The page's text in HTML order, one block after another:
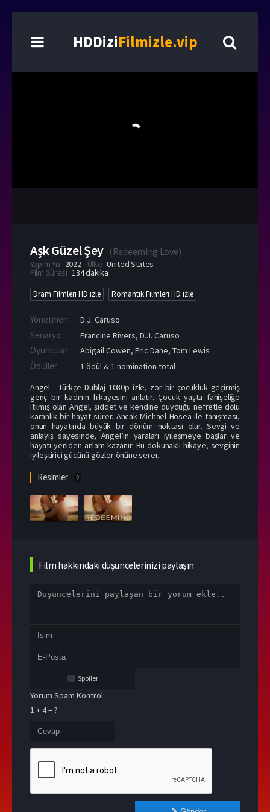
HDDiziFilmizle.vip
Aşk Güzel Şey (Redeeming Love)
Yapım Yılı 2022 Ülke United States
Film Süresi 134 dakika
Dram Filmleri HD izle Romantik Filmleri HD izle
Yönetmen D.J. Caruso
Senaryo Francine Rivers, D.J. Caruso
Oyuncular Abigail Cowen, Eric Dane, Tom Lewis
Ödüller
1 ödül & 1 nomination total
Angel - Türkçe Dublaj 1080p izle, zor bir çocukluk geçirmiş
genç bir kadının hikayesini anlatır. Çocuk yaşta fahişeliğe
itilmiş olan Angel, şiddet ve kendine duyduğu nefretle dolu
karanlık bir hayat sürer. Ancak Michael Hosea ile tanışması,
onun hayatında büyük bir dönüm noktası olur. Sevgi ve
anlayış sayesinde, Angel’in yaraları iyileşmeye başlar ve
hayatı yeniden anlam kazanır. Bu dokunaklı hikaye, sevginin
iyileştirici gücünü gözler önüne serer.
Resimler 2
Film hakkındaki düşüncelerinizi paylaşın
Spoiler
Yorum Spam Kontrol:
1 + 4 = ?